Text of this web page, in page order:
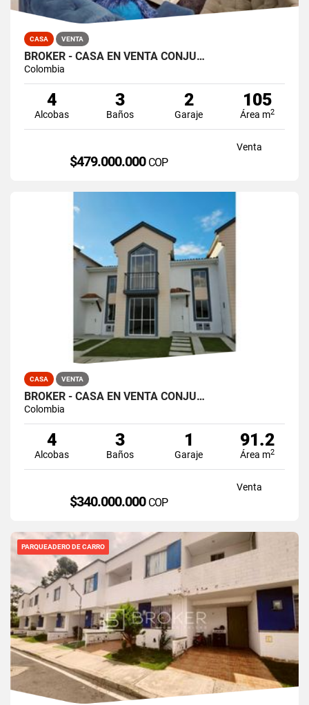
CASA VENTA
BROKER - CASA EN VENTA CONJU…
Colombia
4
Alcobas
3
Baños
2
Garaje
105
Área m2
Venta
$479.000.000 COP
CASA VENTA
BROKER - CASA EN VENTA CONJU…
Colombia
4
Alcobas
3
Baños
1
Garaje
91.2
Área m2
Venta
$340.000.000 COP
PARQUEADERO DE CARRO